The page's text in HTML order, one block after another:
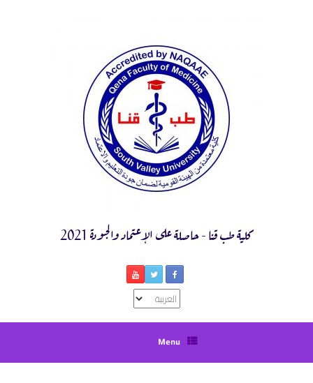
كلية طب قنا - حاصلة على الإعتماد والجودة 2021
اختر
لغة
Menu